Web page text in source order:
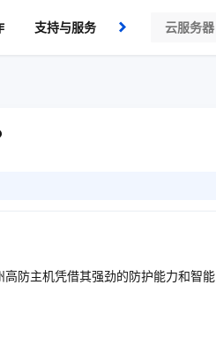
支持与服务
了解我们
防主机凭借其强劲的防护能力和智能